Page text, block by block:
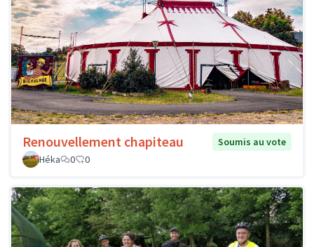
Renouvellement chapiteau
Soumis au vote
Héka
0 0